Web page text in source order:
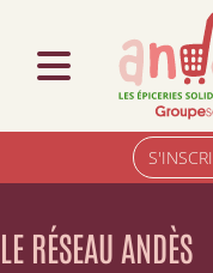
LE RÉSEAU ANDÈS